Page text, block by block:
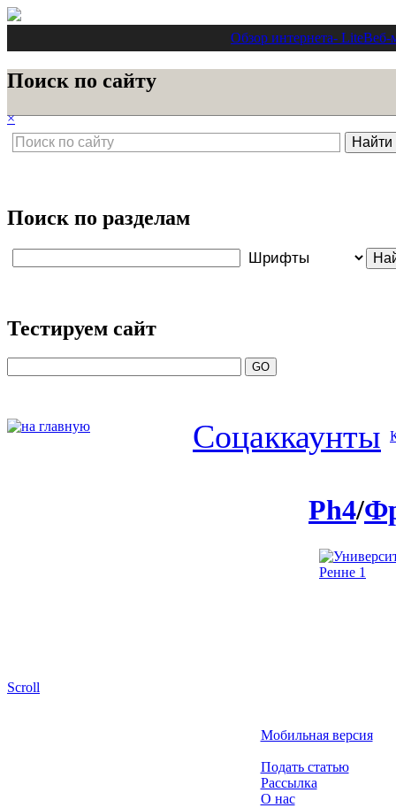
Обзор интернета- LiteВеб-
Поиск по сайту
×
Поиск по разделам
Тестируем сайт
Соцаккаунты
Ph4/
Scroll
Мобильная версия
Подать статью
Рассылка
О нас